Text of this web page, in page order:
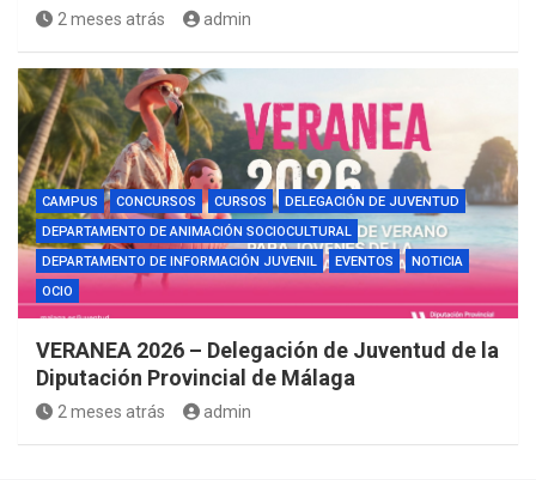
2 meses atrás admin
CAMPUS CONCURSOS CURSOS
DELEGACIÓN DE JUVENTUD
DEPARTAMENTO DE ANIMACIÓN SOCIOCULTURAL
DEPARTAMENTO DE INFORMACIÓN JUVENIL
EVENTOS
NOTICIA
OCIO
VERANEA 2026 – Delegación de Juventud de la
Diputación Provincial de Málaga
2 meses atrás admin